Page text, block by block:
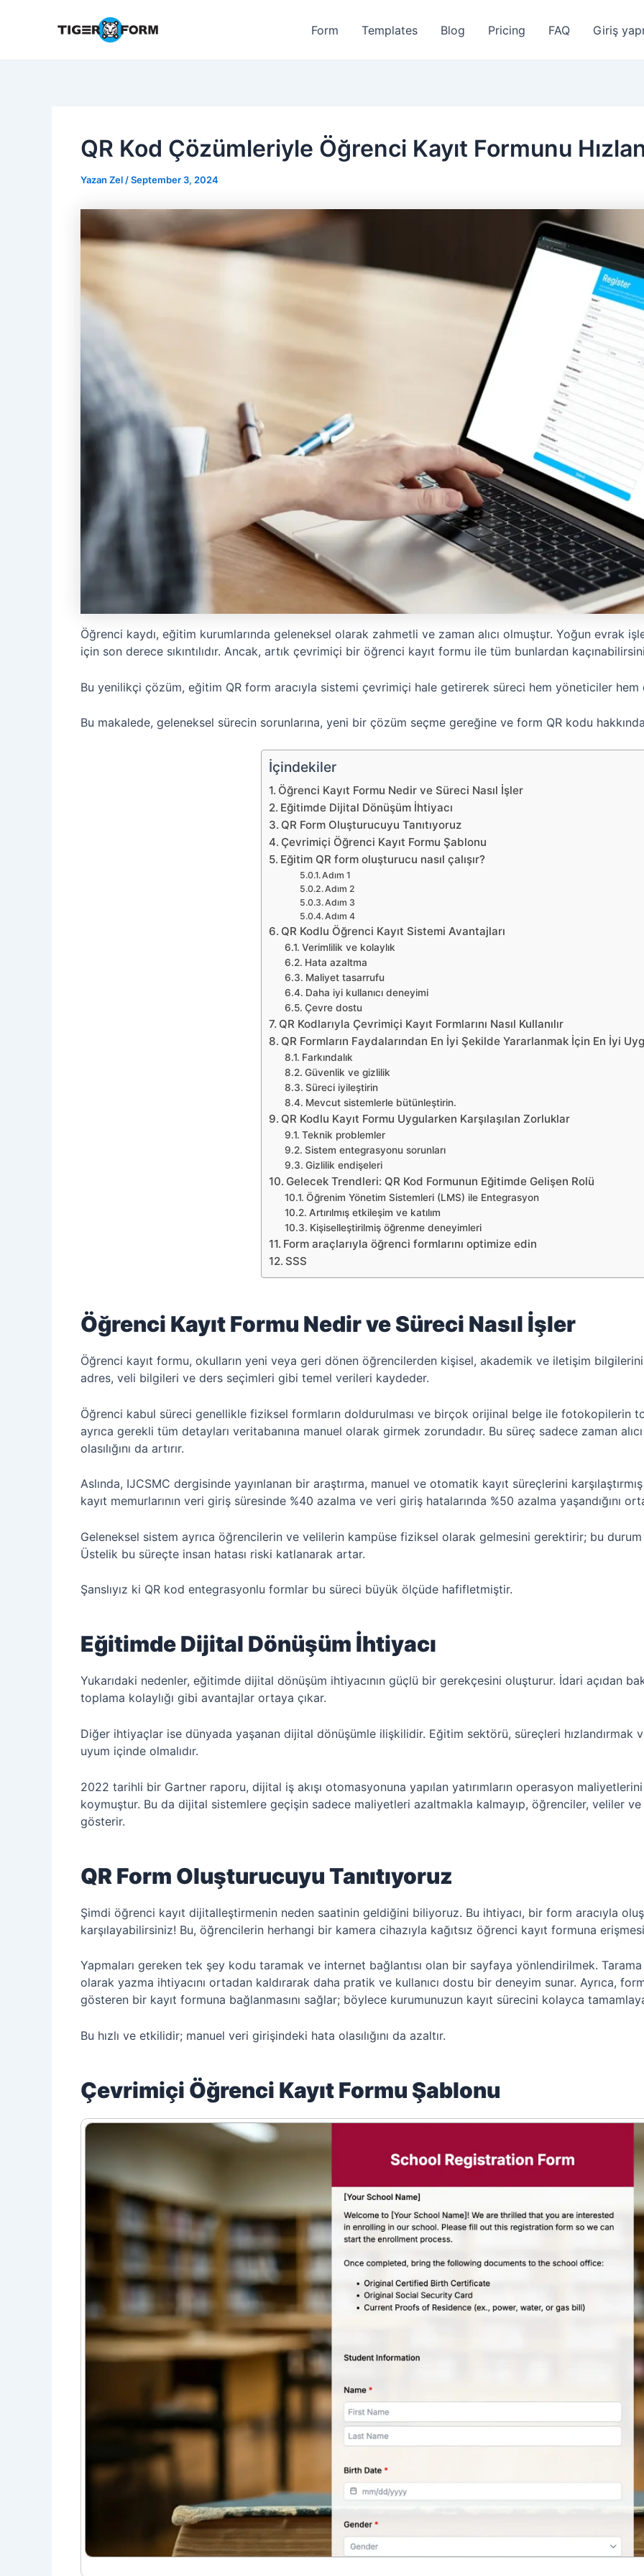
Form Templates Blog Pricing FAQ Giriş
QR Kod Çözümleriyle Öğrenci Kayıt Formunu
Yazan Zel /September 3, 2024
Öğrenci kaydı, eğitim kurumlarında geleneksel olarak zahmetli ve zaman alıcı olmuştur. Yoğun evrak
için son derece sıkıntılıdır. Ancak, artık çevrimiçi bir öğrenci kayıt formu ile tüm bunlardan
Bu yenilikçi çözüm, eğitim QR form aracıyla sistemi çevrimiçi hale getirerek süreci hem yöneticiler hem
Bu makalede, geleneksel sürecin sorunlarına, yeni bir çözüm seçme gereğine ve form QR kodu
İçindekiler
Öğrenci Kayıt Formu Nedir ve Süreci Nasıl İşler
Eğitimde Dijital Dönüşüm İhtiyacı
QR Form Oluşturucuyu Tanıtıyoruz
Çevrimiçi Öğrenci Kayıt Formu Şablonu
Eğitim QR form oluşturucu nasıl çalışır?
Adım 1
Adım 2
Adım 3
Adım 4
QR Kodlu Öğrenci Kayıt Sistemi Avantajları
Verimlilik ve kolaylık
Hata azaltma
Maliyet tasarrufu
Daha iyi kullanıcı deneyimi
Çevre dostu
QR Kodlarıyla Çevrimiçi Kayıt Formlarını Nasıl Kullanılır
QR Formların Faydalarından En İyi Şekilde Yararlanmak İçin En İyi
Farkındalık
Güvenlik ve gizlilik
Süreci iyileştirin
Mevcut sistemlerle bütünleştirin.
QR Kodlu Kayıt Formu Uygularken Karşılaşılan Zorluklar
Teknik problemler
Sistem entegrasyonu sorunları
Gizlilik endişeleri
Gelecek Trendleri: QR Kod Formunun Eğitimde Gelişen Rolü
Öğrenim Yönetim Sistemleri (LMS) ile Entegrasyon
Artırılmış etkileşim ve katılım
Kişiselleştirilmiş öğrenme deneyimleri
Form araçlarıyla öğrenci formlarını optimize edin
SSS
Öğrenci Kayıt Formu Nedir ve Süreci Nasıl İşler
Öğrenci kayıt formu, okulların yeni veya geri dönen öğrencilerden kişisel, akademik ve iletişim
adres, veli bilgileri ve ders seçimleri gibi temel verileri kaydeder.
Öğrenci kabul süreci genellikle fiziksel formların doldurulması ve birçok orijinal belge ile fotokopilerin
ayrıca gerekli tüm detayları veritabanına manuel olarak girmek zorundadır. Bu süreç sadece zaman
olasılığını da artırır.
Aslında, IJCSMC dergisinde yayınlanan bir araştırma, manuel ve otomatik kayıt süreçlerini
kayıt memurlarının veri giriş süresinde %40 azalma ve veri giriş hatalarında %50 azalma yaşandığını
Geleneksel sistem ayrıca öğrencilerin ve velilerin kampüse fiziksel olarak gelmesini gerektirir; bu
Üstelik bu süreçte insan hatası riski katlanarak artar.
Şanslıyız ki QR kod entegrasyonlu formlar bu süreci büyük ölçüde hafifletmiştir.
Eğitimde Dijital Dönüşüm İhtiyacı
Yukarıdaki nedenler, eğitimde dijital dönüşüm ihtiyacının güçlü bir gerekçesini oluşturur. İdari açıdan
toplama kolaylığı gibi avantajlar ortaya çıkar.
Diğer ihtiyaçlar ise dünyada yaşanan dijital dönüşümle ilişkilidir. Eğitim sektörü, süreçleri hızlandırmak
uyum içinde olmalıdır.
2022 tarihli bir Gartner raporu, dijital iş akışı otomasyonuna yapılan yatırımların operasyon
koymuştur. Bu da dijital sistemlere geçişin sadece maliyetleri azaltmakla kalmayıp, öğrenciler, veliler
gösterir.
QR Form Oluşturucuyu Tanıtıyoruz
Şimdi öğrenci kayıt dijitalleştirmenin neden saatinin geldiğini biliyoruz. Bu ihtiyacı, bir form aracıyla
karşılayabilirsiniz! Bu, öğrencilerin herhangi bir kamera cihazıyla kağıtsız öğrenci kayıt formuna
Yapmaları gereken tek şey kodu taramak ve internet bağlantısı olan bir sayfaya yönlendirilmek.
olarak yazma ihtiyacını ortadan kaldırarak daha pratik ve kullanıcı dostu bir deneyim sunar. Ayrıca,
gösteren bir kayıt formuna bağlanmasını sağlar; böylece kurumunuzun kayıt sürecini kolayca
Bu hızlı ve etkilidir; manuel veri girişindeki hata olasılığını da azaltır.
Çevrimiçi Öğrenci Kayıt Formu Şablonu